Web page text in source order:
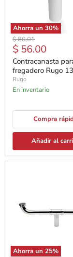
Ahorra un 30%
Precio
original
$ 80.01
Precio
actual
$ 56.00
Contracanasta
fregadero Rugo
Rugo
En inventario
Compra
Añadir al
Ahorra un 25%